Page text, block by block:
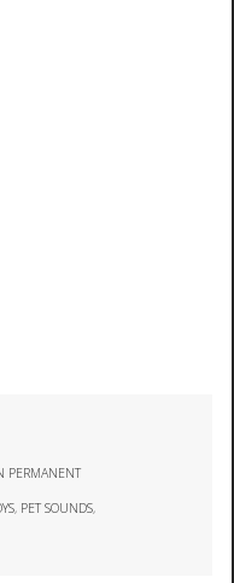
PERMANENT
, PET SOUNDS,